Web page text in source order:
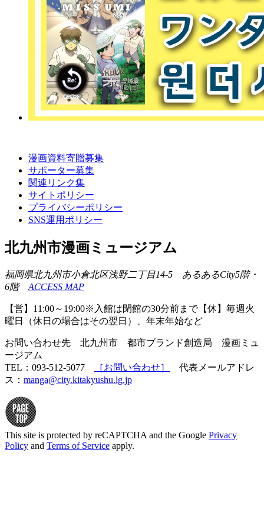
漫画資料寄贈募集
サポーター募集
関連リンク集
サイトポリシー
プライバシーポリシー
SNS運用ポリシー
北九州市漫画ミュージアム
福岡県北九州市小倉北区浅野二丁目14-5 あるあるCity5階・
6階 ACCESS MAP
【営】11:00～19:00※入館は閉館の30分前まで【休】毎週火
曜日（休日の場合はその翌日）、年末年始など
お問い合わせ先 北九州市 都市ブランド創造局 漫画ミュ
ージアム
TEL：093-512-5077
［お問い合わせ］
代表メールアドレ
ス： manga@city.kitakyushu.lg.jp
This site is protected by reCAPTCHA and the Google Privacy
Policy and Terms of Service apply.